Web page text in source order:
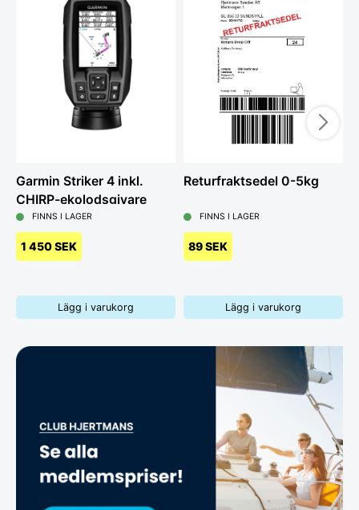
Garmin Striker 4 inkl.
CHIRP-ekolodsgivare
FINNS I LAGER
1 450 SEK
Lägg i varukorg
Returfraktsedel 0-5kg
FINNS I LAGER
89 SEK
Lägg i varukorg